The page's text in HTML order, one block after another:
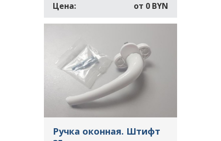
Цена: от 0 BYN
Ручка оконная. Штифт